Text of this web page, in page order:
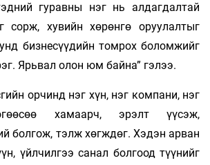
гуравны нэг нь алдагдалтай
сорж, хувийн хөрөнгө оруулалтыг
бизнесүүдийн томрох боломжийг
Ярьвал олон юм байна” гэлээ.
орчинд нэг хүн, нэг компани, нэг
хамаарч, эрэлт үүсэж,
болгож, тэлж хөгждөг. Хэдэн арван
үйлчилгээ санал болгоод түүнийг